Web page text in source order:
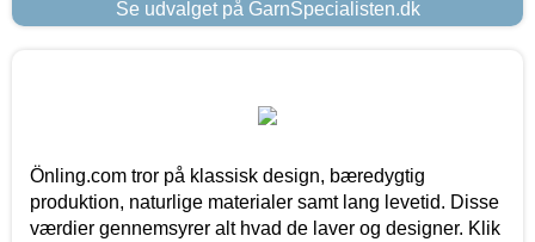
Se udvalget på GarnSpecialisten.dk
Önling.com tror på klassisk design, bæredygtig
produktion, naturlige materialer samt lang levetid. Disse
værdier gennemsyrer alt hvad de laver og designer. Klik